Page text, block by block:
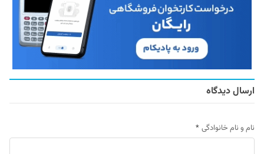
ارسال دیدگاه
نام و نام خانوادگی *